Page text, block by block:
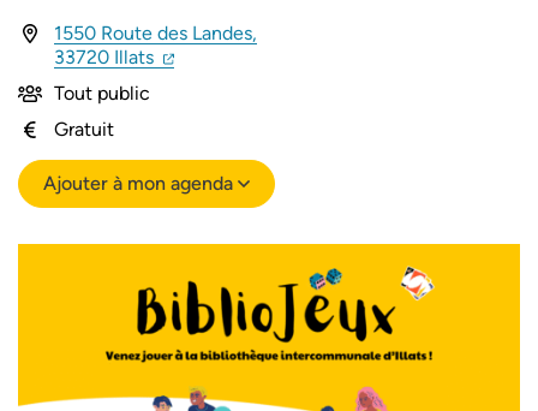
1550 Route des Landes,
33720 Illats (ouverture dans un nouvel onglet)
(ouverture dans un nouvel onglet)
Tout public
Gratuit
Ajouter à mon agenda